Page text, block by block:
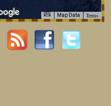
Map Data Terms